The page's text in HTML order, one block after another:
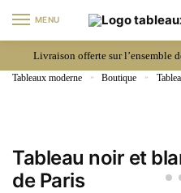
MENU
Livraison offerte sur l’ensemble
Tableaux moderne » Boutique »
Tableau noir et
de Paris